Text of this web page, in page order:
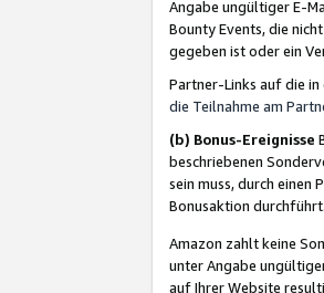
Angabe ungültiger E-
Bounty Events, die
gegeben ist oder ein
Partner-Links auf die
die Teilnahme am
(b) Bonus-Ereignisse
beschriebenen
sein muss, durch einen
Bonusaktion durchführt.
Amazon zahlt keine
unter Angabe
auf Ihrer Website